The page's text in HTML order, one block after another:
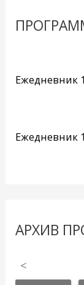
Ежедневник
Ежедневник
АРХИВ
<